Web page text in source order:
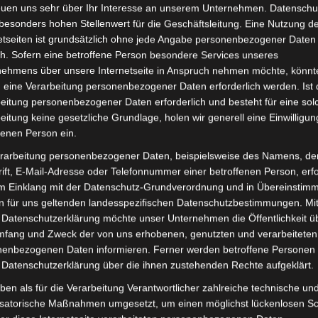
inkl. 19 % MwSt.
Lieferzeit:
Versandfertig
Rezensionen (0)
Cargo Volt (Modell: BP150, Hersteller: Saige).
und Sicherheit. Weitere Informationen zum
uns sehr über Ihr Interesse an unserem Unternehmen.
hohen Stellenwert für die Geschäftsleitung. Eine Nutzung
ist grundsätzlich ohne jede Angabe personenbezogener Daten
Sofern eine betroffene Person besondere Services unseres
über unsere Internetseite in Anspruch nehmen möchte,
eine Verarbeitung personenbezogener Daten erforderlich werden. Ist
personenbezogener Daten erforderlich und besteht für eine
keine gesetzliche Grundlage, holen wir generell eine
Person ein.
personenbezogener Daten, beispielsweise des Namens,
E-Mail-Adresse oder Telefonnummer einer betroffenen Person,
Einklang mit der Datenschutz-Grundverordnung und in
für uns geltenden landesspezifischen Datenschutzbestimmungen.
möchte unser Unternehmen die Öffentlichkeit
und Zweck der von uns erhobenen, genutzten und verarbeiteten
Daten informieren. Ferner werden betroffene Personen
über die ihnen zustehenden Rechte aufgeklärt.
als für die Verarbeitung Verantwortlicher zahlreiche technische und
Maßnahmen umgesetzt, um einen möglichst lückenlosen